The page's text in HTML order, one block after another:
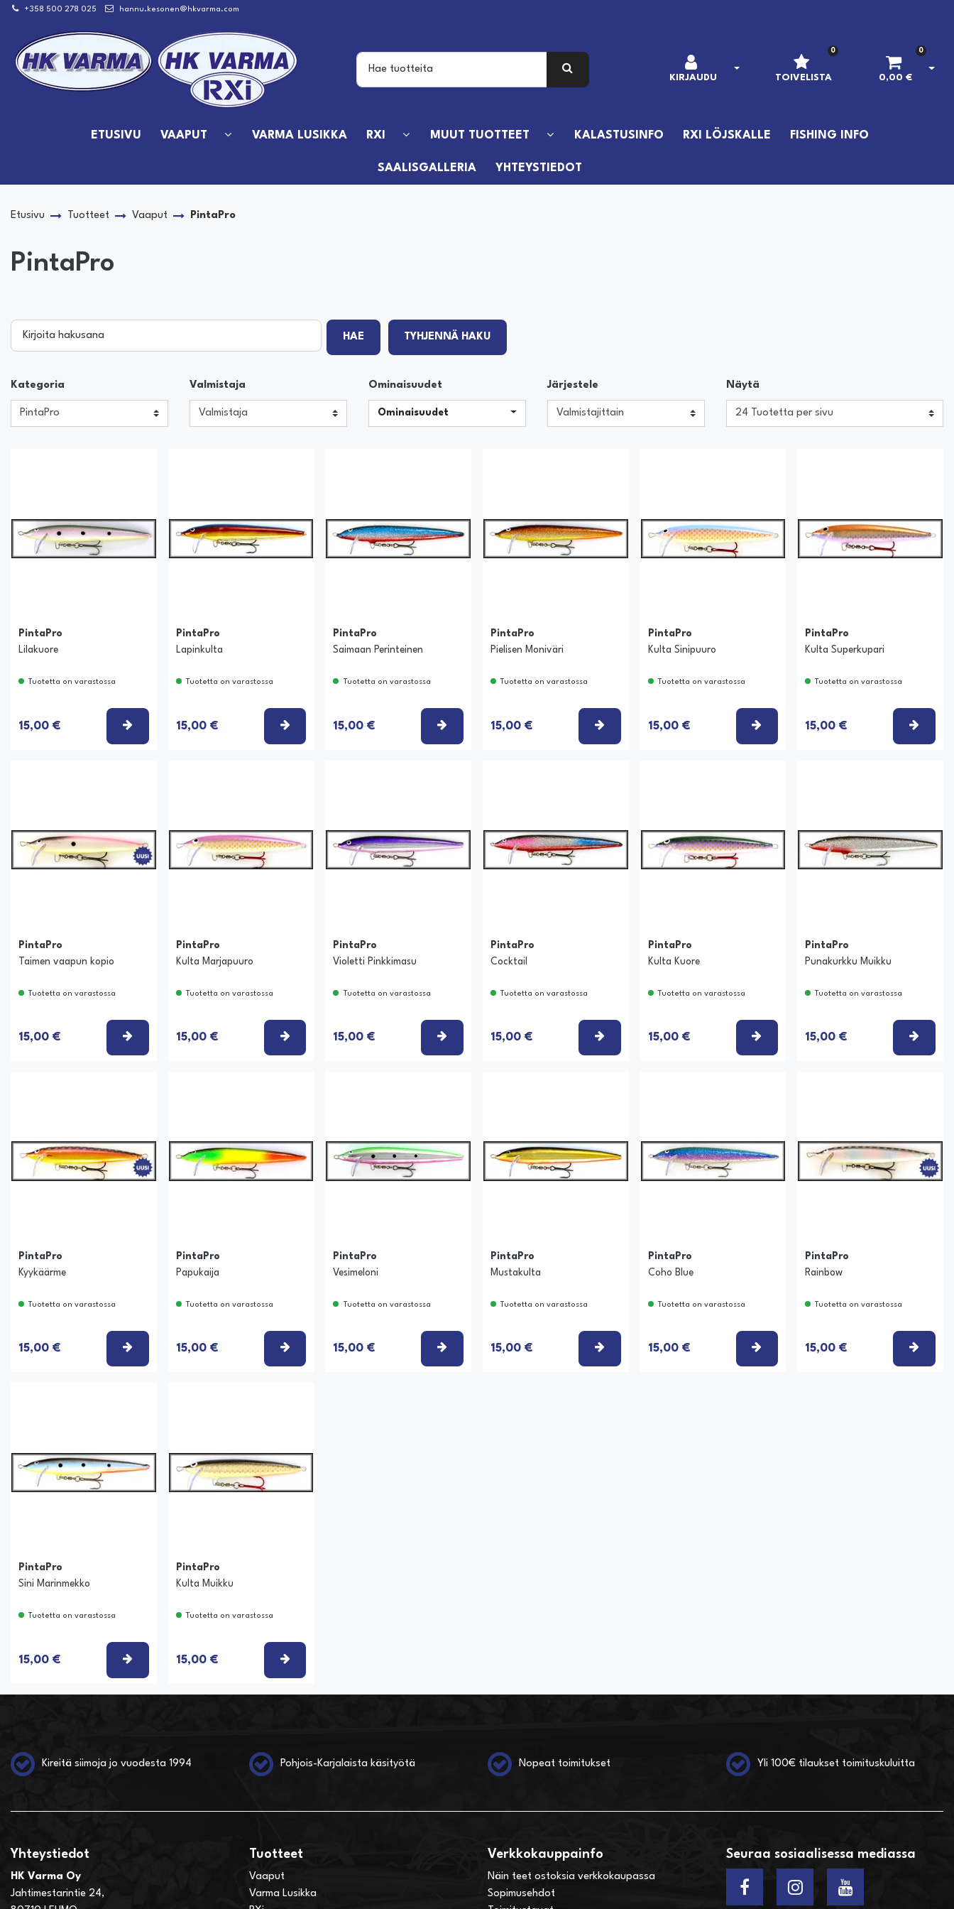
Siirry pääsisältöön
+358 500 278 025 hannu.kesonen@hkvarma.com
KIRJAUDU
AVAA KIRJAUTUMINEN
TOIVELISTA
0 0
0,00 €
ETUSIVU VAAPUT VARMA LUSIKKA RXI MUUT TUOTTEET KALASTUSINFO RXI LÖJSKALLE FISHING INFO
SAALISGALLERIA YHTEYSTIEDOT
Etusivu Tuotteet Vaaput PintaPro
PintaPro
Kirjoita hakusana
HAE
TYHJENNÄ HAKU
Kategoria Valmistaja Ominaisuudet
Ominaisuudet
Järjestele Näytä
PintaPro
Lilakuore
Tuotetta on varastossa
15,00 € VALITSE VAIHTOEHTO
PintaPro
Lapinkulta
Tuotetta on varastossa
15,00 € VALITSE VAIHTOEHTO
PintaPro
Saimaan Perinteinen
Tuotetta on varastossa
15,00 € VALITSE VAIHTOEHTO
PintaPro
Pielisen Moniväri
Tuotetta on varastossa
15,00 € VALITSE VAIHTOEHTO
PintaPro
Kulta Sinipuuro
Tuotetta on varastossa
15,00 € VALITSE VAIHTOEHTO
PintaPro
Kulta Superkupari
Tuotetta on varastossa
15,00 €
PintaPro
Taimen vaapun kopio
Tuotetta on varastossa
15,00 € VALITSE VAIHTOEHTO
PintaPro
Kulta Marjapuuro
Tuotetta on varastossa
15,00 € VALITSE VAIHTOEHTO
PintaPro
Violetti Pinkkimasu
Tuotetta on varastossa
15,00 € VALITSE VAIHTOEHTO
PintaPro
Cocktail
Tuotetta on varastossa
15,00 € VALITSE VAIHTOEHTO
PintaPro
Kulta Kuore
Tuotetta on varastossa
15,00 € VALITSE VAIHTOEHTO
PintaPro
Punakurkku Muikku
Tuotetta on varastossa
15,00 €
PintaPro
Kyykäärme
Tuotetta on varastossa
15,00 € VALITSE VAIHTOEHTO
PintaPro
Papukaija
Tuotetta on varastossa
15,00 € VALITSE VAIHTOEHTO
PintaPro
Vesimeloni
Tuotetta on varastossa
15,00 € VALITSE VAIHTOEHTO
PintaPro
Mustakulta
Tuotetta on varastossa
15,00 € VALITSE VAIHTOEHTO
PintaPro
Coho Blue
Tuotetta on varastossa
15,00 € VALITSE VAIHTOEHTO
PintaPro
Rainbow
Tuotetta on varastossa
15,00 €
PintaPro
Sini Marinmekko
Tuotetta on varastossa
15,00 € VALITSE VAIHTOEHTO
PintaPro
Kulta Muikku
Tuotetta on varastossa
15,00 € VALITSE VAIHTOEHTO
Kireitä siimoja jo vuodesta 1994 Pohjois-Karjalaista käsityötä Nopeat toimitukset Yli 100€ tilaukset toimituskuluitta
Yhteystiedot
HK Varma Oy
Jahtimestarintie 24,
Tuotteet
Vaaput
Varma Lusikka
Verkkokauppainfo
Näin teet ostoksia verkkokaupassa
Sopimusehdot
Seuraa sosiaalisessa mediassa